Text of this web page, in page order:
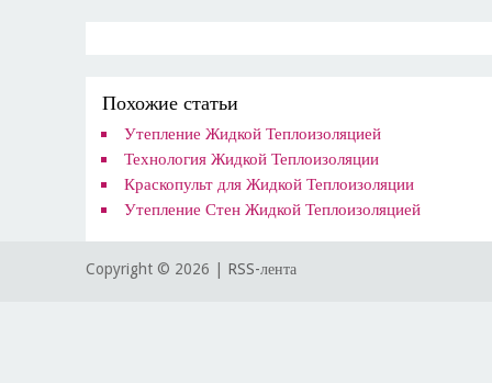
Похожие статьи
Утепление Жидкой Теплоизоляцией
Технология Жидкой Теплоизоляции
Краскопульт для Жидкой Теплоизоляции
Утепление Стен Жидкой Теплоизоляцией
Copyright © 2026 | RSS-лента